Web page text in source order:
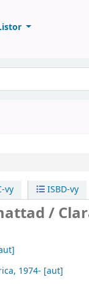
vy ISBD-vy
/
, 1974- [aut]